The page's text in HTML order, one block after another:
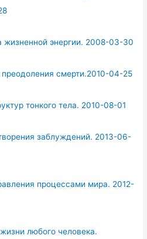
жизненной энергии. 2008-03-30
смерти.2010-04-25
тонкого тела. 2010-08-01
заблуждений. 2013-06-
процессами мира. 2012-
любого человека.